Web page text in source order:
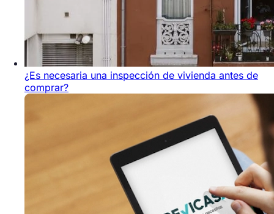
¿Es necesaria una inspección de vivienda antes de
comprar?